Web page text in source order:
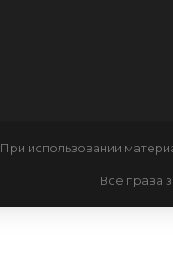
При использовании
Все права